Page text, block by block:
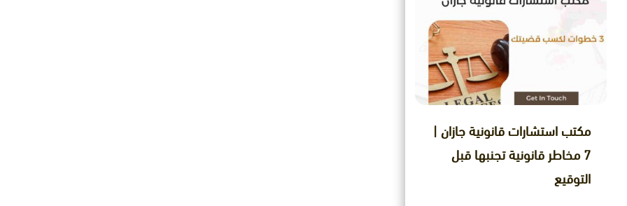
مكتب استشارات قانونية جازان |
7 مخاطر قانونية تجنبها قبل
التوقيع